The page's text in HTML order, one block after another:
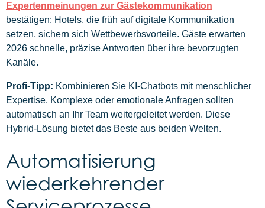
Expertenmeinungen zur Gästekommunikation
bestätigen: Hotels, die früh auf digitale Kommunikation
setzen, sichern sich Wettbewerbsvorteile. Gäste erwarten
2026 schnelle, präzise Antworten über ihre bevorzugten
Kanäle.
Profi-Tipp: Kombinieren Sie KI-Chatbots mit menschlicher
Expertise. Komplexe oder emotionale Anfragen sollten
automatisch an Ihr Team weitergeleitet werden. Diese
Hybrid-Lösung bietet das Beste aus beiden Welten.
Automatisierung
wiederkehrender